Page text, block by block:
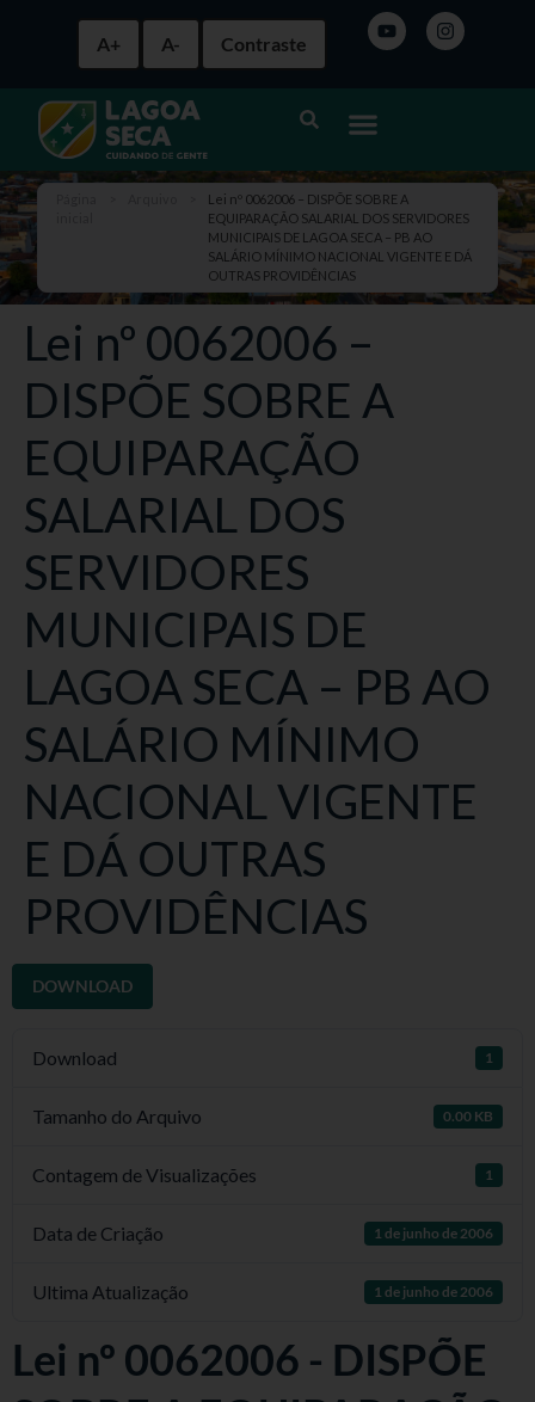
A+ A- Contraste
Lei nº 0062006 – DISPÕE SOBRE A
EQUIPARAÇÃO SALARIAL DOS SERVIDORES
MUNICIPAIS DE LAGOA SECA – PB AO
SALÁRIO MÍNIMO NACIONAL VIGENTE E DÁ
OUTRAS PROVIDÊNCIAS
Lei nº 0062006 –
DISPÕE SOBRE A
EQUIPARAÇÃO
SALARIAL DOS
SERVIDORES
MUNICIPAIS DE
LAGOA SECA – PB AO
SALÁRIO MÍNIMO
NACIONAL VIGENTE
E DÁ OUTRAS
PROVIDÊNCIAS
DOWNLOAD
Download 1
Tamanho do Arquivo 0.00 KB
Contagem de Visualizações 1
Data de Criação 1 de junho de 2006
Ultima Atualização 1 de junho de 2006
Lei nº 0062006 - DISPÕE